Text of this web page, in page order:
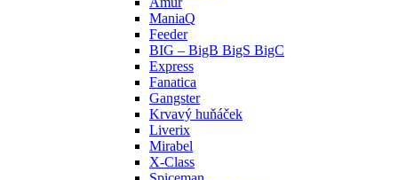
ManiaQ
Feeder
BIG – BigB BigS BigC
Express
Fanatica
Gangster
Krvavý huňáček
Liverix
Mirabel
X-Class